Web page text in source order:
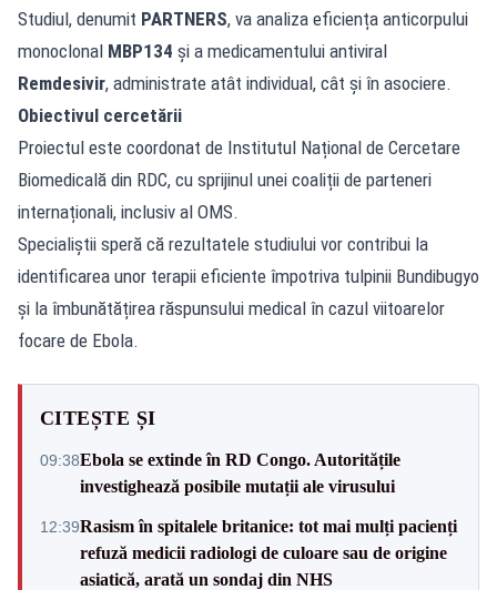
Studiul, denumit PARTNERS, va analiza eficiența anticorpului
monoclonal MBP134 și a medicamentului antiviral
Remdesivir, administrate atât individual, cât și în asociere.
Obiectivul cercetării
Proiectul este coordonat de Institutul Național de Cercetare
Biomedicală din RDC, cu sprijinul unei coaliții de parteneri
internaționali, inclusiv al OMS.
Specialiștii speră că rezultatele studiului vor contribui la
identificarea unor terapii eficiente împotriva tulpinii Bundibugyo
și la îmbunătățirea răspunsului medical în cazul viitoarelor
focare de Ebola.
CITEȘTE ȘI
09:38Ebola se extinde în RD Congo. Autoritățile
investighează posibile mutații ale virusului
12:39Rasism în spitalele britanice: tot mai mulți pacienți
refuză medicii radiologi de culoare sau de origine
asiatică, arată un sondaj din NHS